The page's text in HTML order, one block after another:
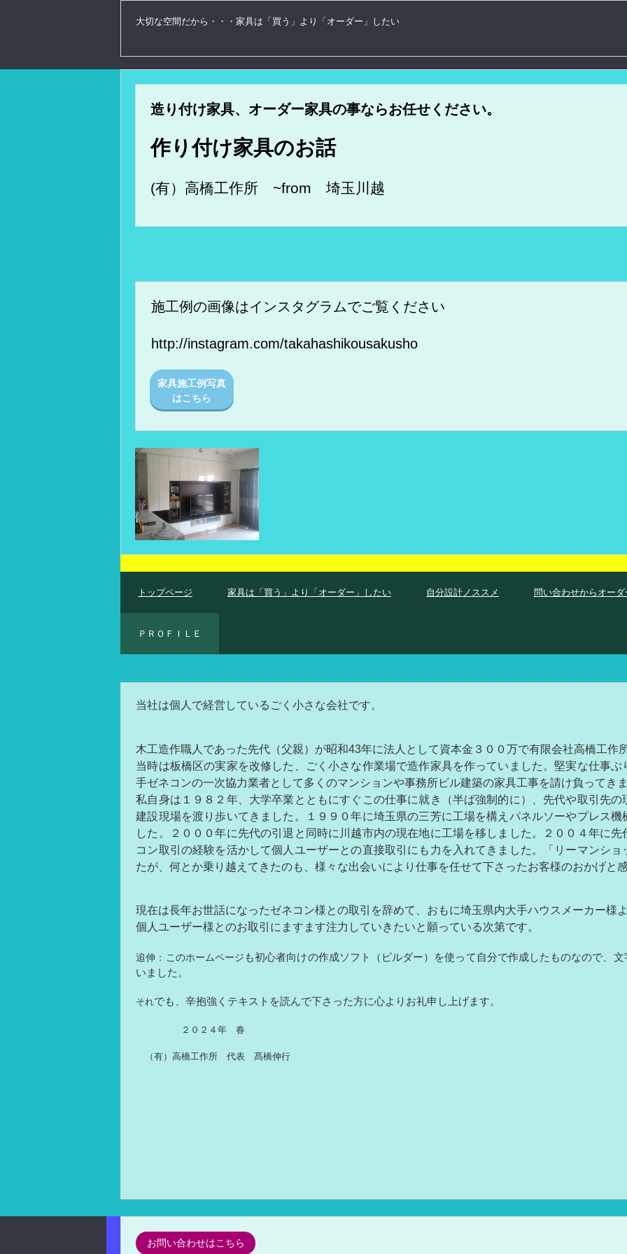
大切な空間だから・・・家具は「買う」より「オーダー」したい
造り付け家具、オーダー家具の事ならお任せください。
作り付け家具のお話
(有）高橋工作所 ~from 埼玉川越
施工例の画像はインスタグラムでご覧ください
http://instagram.com/takahashikousakusho
家具施工例写真
はこちら
トップページ 家具は「買う」より「オーダー」したい 自分設計ノススメ 問い合わせからオー
ＰＲＯＦＩＬＥ
当社は個人で経営しているごく小さな会社です。
木工造作職人であった先代（父親）が昭和43年に法人として資本金３００万で有限会社高橋工作
当時は板橋区の実家を改修した、ごく小さな作業場で造作家具を作っていました。堅実な仕事
手ゼネコンの一次協力業者として多くのマンションや事務所ビル建築の家具工事を請け負ってきま
私自身は１９８２年、大学卒業とともにすぐこの仕事に就き（半ば強制的に）、先代や取引先
建設現場を渡り歩いてきました。１９９０年に埼玉県の三芳に工場を構えパネルソーやプレス機
した。２０００年に先代の引退と同時に川越市内の現在地に工場を移しました。
２００４年に
コン取引の経験を活かして個人ユーザーとの直接取引にも 力を入れてきました。「リーマンシ
たが、何とか乗り越えてきたのも、様々な出会いにより仕事を任せて下さったお客様のおかげと
現在は長年お世話になったゼネコン様との取引を辞めて、おもに埼玉県内大手ハウスメーカー様
個人ユーザー様とのお取引にますます注力していきたいと願っている次第です。
追伸：このホームページ も初心者向けの作成ソフト（ビルダー）を使って自分で作成したものなので、
いました。
それでも、辛抱強くテキストを読んで下さった方に心よりお礼申し上げます。
２０２４年 春
（有）高橋工作所 代表 髙橋伸行
お問い合わせはこちら